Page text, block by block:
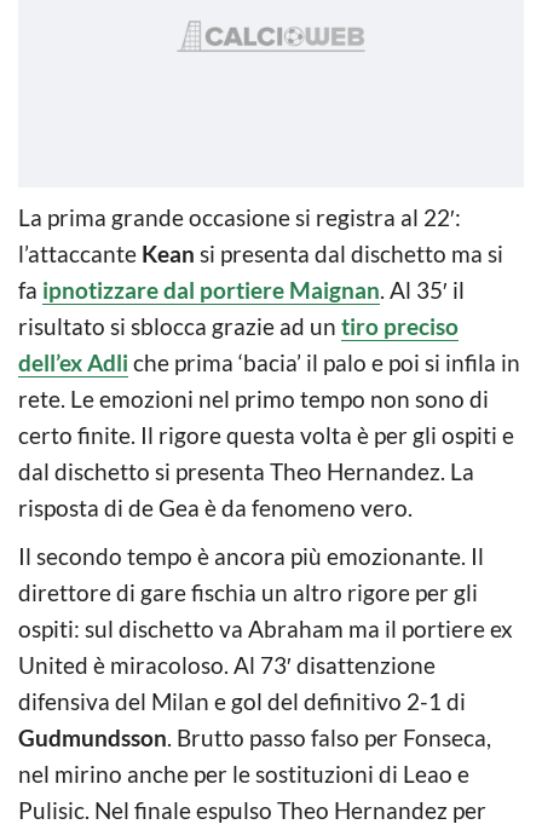
La prima grande occasione si registra al 22′:
l’attaccante Kean si presenta dal dischetto ma si
fa ipnotizzare dal portiere Maignan. Al 35′ il
risultato si sblocca grazie ad un tiro preciso
dell’ex Adli che prima ‘bacia’ il palo e poi si infila in
rete. Le emozioni nel primo tempo non sono di
certo finite. Il rigore questa volta è per gli ospiti e
dal dischetto si presenta Theo Hernandez. La
risposta di de Gea è da fenomeno vero.
Il secondo tempo è ancora più emozionante. Il
direttore di gare fischia un altro rigore per gli
ospiti: sul dischetto va Abraham ma il portiere ex
United è miracoloso. Al 73′ disattenzione
difensiva del Milan e gol del definitivo 2-1 di
Gudmundsson. Brutto passo falso per Fonseca,
nel mirino anche per le sostituzioni di Leao e
Pulisic. Nel finale espulso Theo Hernandez per